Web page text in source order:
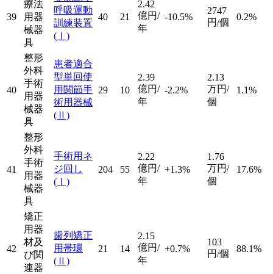
39
療法
用器
械器
具
呼吸運動
訓練装置
(Ⅰ)
40 21
2.42
億円/
年
-10.5%
2747
円/個
0.2%
40
整形
外科
手術
用器
械器
具
患者適合
型単回使
用関節手
術用器械
(Ⅱ)
29 10
2.39
億円/
年
-2.2%
2.13
万円/
個
1.1%
41
整形
外科
手術
用器
械器
具
手術用ネ
ジ回し
(Ⅰ)
204 55
2.22
億円/
年
+1.3%
1.76
万円/
個
17.6%
42
矯正
用器
材及
び関
連器
歯列矯正
用帯環
(Ⅱ)
21 14
2.15
億円/
年
+0.7%
103
円/個
88.1%